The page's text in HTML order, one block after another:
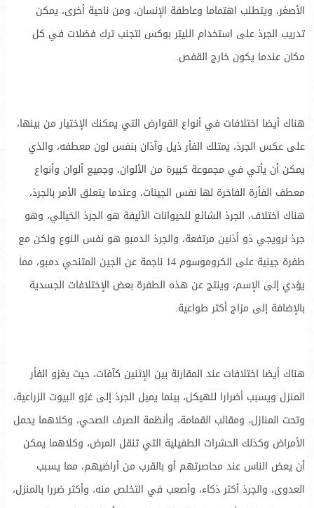
الأصغر، ويتطلب اهتماما وعاطفة الإنسان، ومن ناحية أخرى، يمكن
تدريب الجرذ على استخدام الليتر بوكس لتجنب ترك فضلات في كل
مكان عندما يكون خارج القفص.
هناك أيضا اختلافات في أنواع القوارض التي يمكنك الإختيار من بينها،
على عكس الجرذ، يمتلك الفأر ذيل وآذان بنفس لون معطفه، والذي
يمكن أن يأتي في مجموعة كبيرة من الألوان، وجميع ألوان وأنواع
معطف الفأرة الفاخرة لها نفس الجينات، وعندما يتعلق الأمر بالجرذ،
هناك اختلاف، الجرذ الشائع للحيوانات الأليفة هو الجرذ الخيالي، وهو
جرذ نرويجي ذو أذنين مرتفعة، والجرذ الدمبو هو نفس النوع ولكن مع
طفرة جينية على الكروموسوم 14 ناجمة عن الجين المتنحي دمبو، مما
يؤدي إلى الإسم، وينتج عن هذه الطفرة بعض الإختلافات الجسدية
بالإضافة إلى مزاج أكثر طواعية.
هناك أيضا اختلافات عند المقارنة بين الإثنين كآفات، حيث يغزو الفأر
المنزل ويسبب أضرارا للهيكل، بينما يميل الجرذ إلى غزو البيوت الزراعية،
وتحت المنازل، ومقالب القمامة، وأنظمة الصرف الصحي، وكلاهما يحمل
الأمراض وكذلك الحشرات الطفيلية التي تنقل المرض، وكلاهما يمكن
أن يعض الناس عند محاصرتهم أو بالقرب من أراضيهم، مما يسبب
العدوى، والجرذ أكثر ذكاء، وأصعب في التخلص منه، وأكثر ضررا بالمنزل،